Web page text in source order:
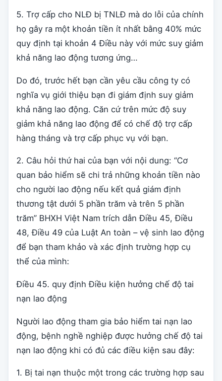
5. Trợ cấp cho NLĐ bị TNLĐ mà do lỗi của chính
họ gây ra một khoản tiền ít nhất bằng 40% mức
quy định tại khoản 4 Điều này với mức suy giảm
khả năng lao động tương ứng…
Do đó, trước hết bạn cần yêu cầu công ty có
nghĩa vụ giới thiệu bạn đi giám định suy giảm
khả năng lao động. Căn cứ trên mức độ suy
giảm khả năng lao động để có chế độ trợ cấp
hàng tháng và trợ cấp phục vụ với bạn.
2. Câu hỏi thứ hai của bạn với nội dung: “Cơ
quan bảo hiểm sẽ chi trả những khoản tiền nào
cho người lao động nếu kết quả giám định
thương tật dưới 5 phần trăm và trên 5 phần
trăm” BHXH Việt Nam trích dẫn Điều 45, Điều
48, Điều 49 của Luật An toàn – vệ sinh lao động
để bạn tham khảo và xác định trường hợp cụ
thể của mình:
Điều 45. quy định Điều kiện hưởng chế độ tai
nạn lao động
Người lao động tham gia bảo hiểm tai nạn lao
động, bệnh nghề nghiệp được hưởng chế độ tai
nạn lao động khi có đủ các điều kiện sau đây:
1. Bị tai nạn thuộc một trong các trường hợp sau